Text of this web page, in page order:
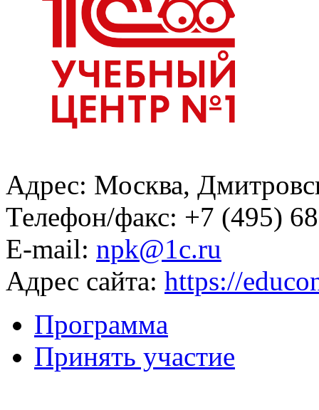
Адрес: Москва,
Телефон/факс: +7 (495)
Е-mail: npk@1c.ru
Адрес сайта: https://
Программа
Принять участие